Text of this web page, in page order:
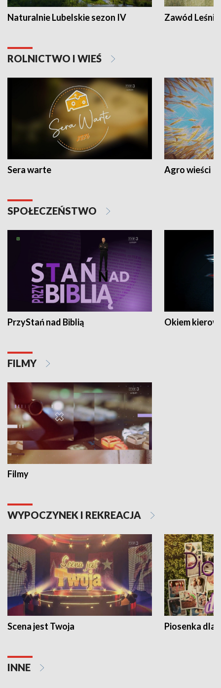
Naturalnie Lubelskie sezon IV Zawód Leśnik
ROLNICTWO I WIEŚ
Sera warte Agro wieści
SPOŁECZEŃSTWO
PrzyStań nad Biblią Okiem
FILMY
Filmy
WYPOCZYNEK I REKREACJA
Scena jest Twoja Piosenka dla
INNE